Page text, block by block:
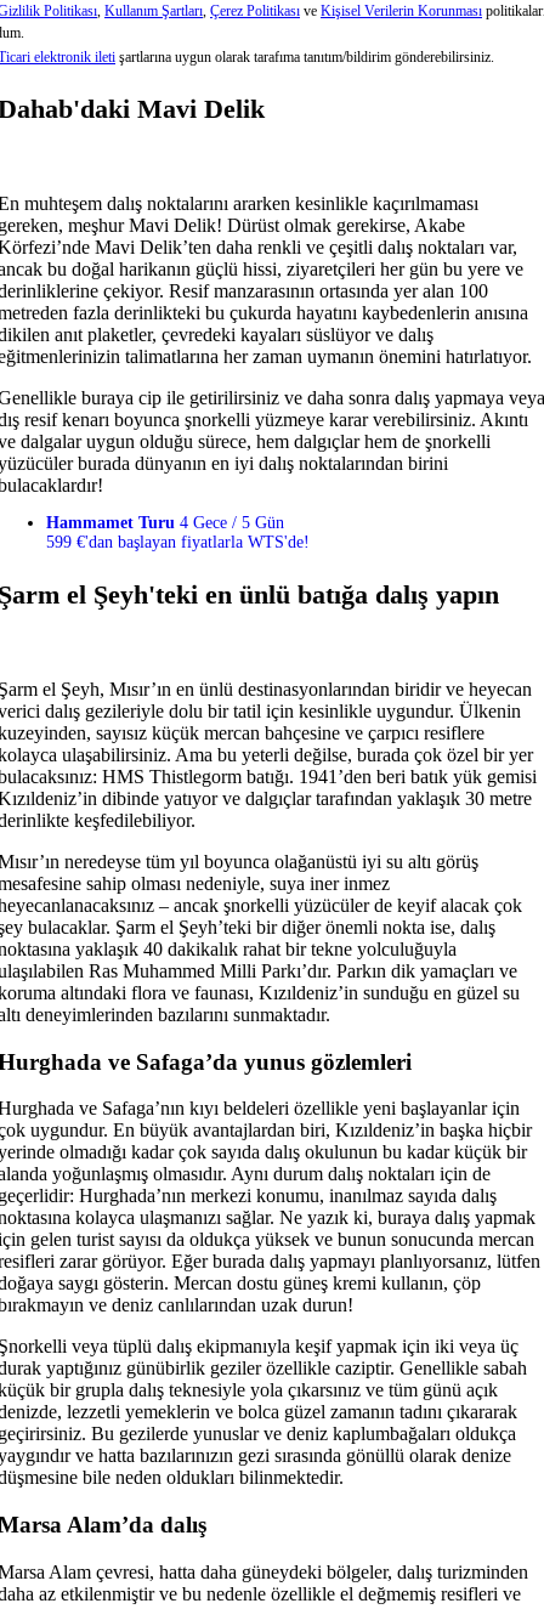
Politikası, Kullanım Şartları, Çerez Politikası ve Kişisel Verilerin Korunması
elektronik ileti şartlarına uygun olarak tarafıma tanıtım/bildirim gönderebilirsiniz.
Mavi Delik
muhteşem dalış noktalarını ararken kesinlikle kaçırılmaması
meşhur Mavi Delik! Dürüst olmak gerekirse, Akabe
Mavi Delik’ten daha renkli ve çeşitli dalış noktaları var,
bu doğal harikanın güçlü hissi, ziyaretçileri her gün bu yere ve
çekiyor. Resif manzarasının ortasında yer alan 100
fazla derinlikteki bu çukurda hayatını kaybedenlerin anısına
anıt plaketler, çevredeki kayaları süslüyor ve dalış
talimatlarına her zaman uymanın önemini hatırlatıyor.
buraya cip ile getirilirsiniz ve daha sonra dalış yapmaya veya
resif kenarı boyunca şnorkelli yüzmeye karar verebilirsiniz. Akıntı
dalgalar uygun olduğu sürece, hem dalgıçlar hem de şnorkelli
burada dünyanın en iyi dalış noktalarından birini
Hammamet Turu 4 Gece / 5 Gün
599 €'dan başlayan fiyatlarla WTS'de!
el Şeyh'teki en ünlü batığa dalış yapın
el Şeyh, Mısır’ın en ünlü destinasyonlarından biridir ve heyecan
dalış gezileriyle dolu bir tatil için kesinlikle uygundur. Ülkenin
sayısız küçük mercan bahçesine ve çarpıcı resiflere
ulaşabilirsiniz. Ama bu yeterli değilse, burada çok özel bir yer
HMS Thistlegorm batığı. 1941’den beri batık yük gemisi
dibinde yatıyor ve dalgıçlar tarafından yaklaşık 30 metre
keşfedilebiliyor.
neredeyse tüm yıl boyunca olağanüstü iyi su altı görüş
sahip olması nedeniyle, suya iner inmez
– ancak şnorkelli yüzücüler de keyif alacak çok
bulacaklar. Şarm el Şeyh’teki bir diğer önemli nokta ise, dalış
yaklaşık 40 dakikalık rahat bir tekne yolculuğuyla
Ras Muhammed Milli Parkı’dır. Parkın dik yamaçları ve
altındaki flora ve faunası, Kızıldeniz’in sunduğu en güzel su
deneyimlerinden bazılarını sunmaktadır.
ve Safaga’da yunus gözlemleri
ve Safaga’nın kıyı beldeleri özellikle yeni başlayanlar için
uygundur. En büyük avantajlardan biri, Kızıldeniz’in başka hiçbir
olmadığı kadar çok sayıda dalış okulunun bu kadar küçük bir
yoğunlaşmış olmasıdır. Aynı durum dalış noktaları için de
Hurghada’nın merkezi konumu, inanılmaz sayıda dalış
kolayca ulaşmanızı sağlar. Ne yazık ki, buraya dalış yapmak
gelen turist sayısı da oldukça yüksek ve bunun sonucunda mercan
zarar görüyor. Eğer burada dalış yapmayı planlıyorsanız, lütfen
saygı gösterin. Mercan dostu güneş kremi kullanın, çöp
ve deniz canlılarından uzak durun!
veya tüplü dalış ekipmanıyla keşif yapmak için iki veya üç
yaptığınız günübirlik geziler özellikle caziptir. Genellikle sabah
bir grupla dalış teknesiyle yola çıkarsınız ve tüm günü açık
lezzetli yemeklerin ve bolca güzel zamanın tadını çıkararak
Bu gezilerde yunuslar ve deniz kaplumbağaları oldukça
ve hatta bazılarınızın gezi sırasında gönüllü olarak denize
bile neden oldukları bilinmektedir.
Alam’da dalış
Alam çevresi, hatta daha güneydeki bölgeler, dalış turizminden
az etkilenmiştir ve bu nedenle özellikle el değmemiş resifleri ve